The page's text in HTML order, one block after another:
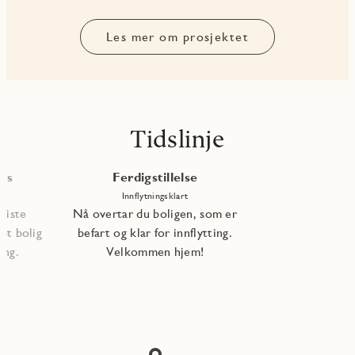
Les mer om prosjektet
Tidslinje
bolig
Ferdigstillelse
Innflytningsklart
Nå overtar du boligen, som er
befart og klar for innflytting.
Velkommen hjem!